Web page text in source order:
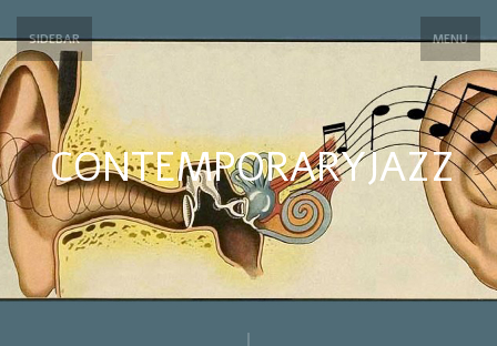
SIDEBAR MENU
CONTEMPORARYJAZZ